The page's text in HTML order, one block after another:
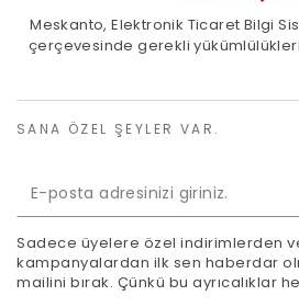
Meskanto, Elektronik Ticaret Bilgi
çerçevesinde gerekli
SANA ÖZEL ŞEYLER VAR.
E-
posta
adresinizi
giriniz.
Sadece üyelere özel indirimlerden
kampanyalardan ilk sen haberdar
mailini bırak. Çünkü bu ayrıcalıklar